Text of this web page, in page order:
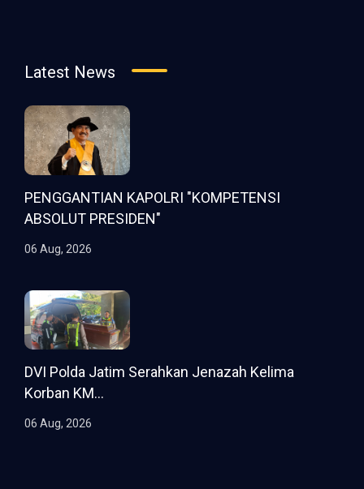
Latest News
PENGGANTIAN KAPOLRI "KOMPETENSI
ABSOLUT PRESIDEN"
06 Aug, 2026
DVI Polda Jatim Serahkan Jenazah Kelima
Korban KM...
06 Aug, 2026